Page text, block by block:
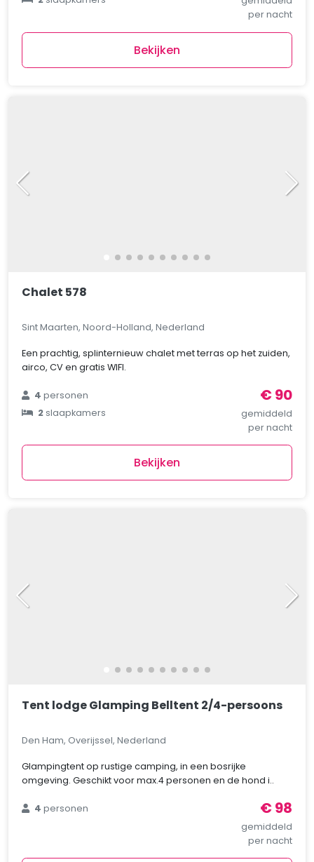
per nacht
Bekijken
Chalet 578
Sint Maarten, Noord-Holland, Nederland
Een prachtig, splinternieuw chalet met terras op het zuiden,
airco, CV en gratis WIFI.
4personen
2slaapkamers
€ 90
gemiddeld
per nacht
Bekijken
Tent lodge Glamping Belltent 2/4-persoons
Den Ham, Overijssel, Nederland
Glampingtent op rustige camping, in een bosrijke
omgeving. Geschikt voor max.4 personen en de hond i..
4personen € 98
gemiddeld
per nacht